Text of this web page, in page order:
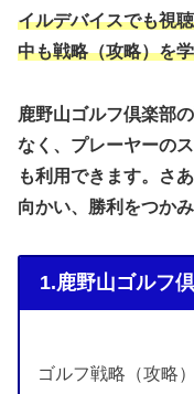
イルデバイスでも視
中も戦略（攻略）を
鹿野山ゴルフ倶楽部
なく、プレーヤーの
も利用できます。さ
向かい、勝利をつか
1.鹿野山ゴルフ
ゴルフ戦略（攻略